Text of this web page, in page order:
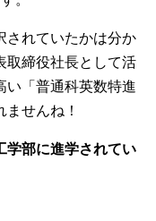
されていたかは分か
取締役社長として活
い「普通科英数特進
せんね！
学部に進学されてい